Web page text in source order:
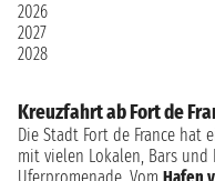
2026
2027
2028
Kreuzfahrt ab Fort de
Die Stadt Fort de France hat
mit vielen Lokalen, Bars